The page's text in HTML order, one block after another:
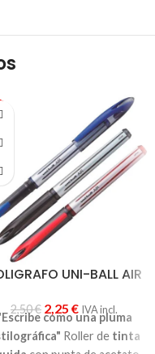
UNI-BALL AIR
2,50€ 2,25 € IVA incl.
como una pluma
Roller detinta